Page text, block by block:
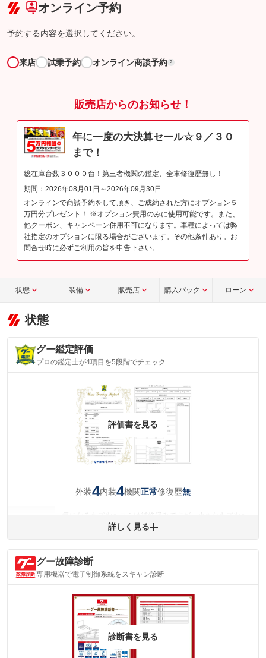
オンライン予約
予約する内容を選択してください。
来店 試乗予約 オンライン商談予約 ?
販売店からのお知らせ！
年に一度の大決算セール☆９／３０
まで！
総在庫台数３０００台！第三者機関の鑑定、全車修復歴無し！
期間：2026年08月01日～2026年09月30日
オンラインで商談予約をして頂き、ご成約された方にオプション５
万円分プレゼント！ ※オプション費用のみに使用可能です。また、
他クーポン、キャンペーン併用不可になります。車種によっては弊
社指定のオプションに限る場合がございます。その他条件あり。お
問合せ時に必ずご利用の旨を申告下さい。
状態 装備 販売店 購入パック ローン
状態
グー鑑定評価
プロの鑑定士が4項目を5段階でチェック
評価書を見る
外装4内装4機関正常修復歴無
コミが残っています。
内装
(内装状態)
気になる汚れ等が、部分的にあります。
詳細は鑑定書をご確認ください。
※グー鑑定は保証サービスではございません。購入時は必ず現車をご確認
詳しく見る
グー故障診断
専用機器で電子制御系統をスキャン診断
診断書を見る